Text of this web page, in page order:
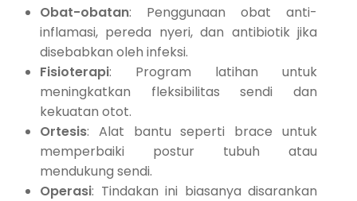
Obat-obatan: Penggunaan obat anti-
inflamasi, pereda nyeri, dan antibiotik jika
disebabkan oleh infeksi.
Fisioterapi: Program latihan untuk
meningkatkan fleksibilitas sendi dan
kekuatan otot.
Ortesis: Alat bantu seperti brace untuk
memperbaiki postur tubuh atau
mendukung sendi.
Operasi: Tindakan ini biasanya disarankan